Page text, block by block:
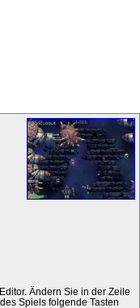
Ändern Sie in der Zeile
Spiels folgende Tasten